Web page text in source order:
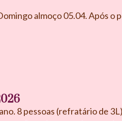
almoço 05.04. Após
8 pessoas (refratário de